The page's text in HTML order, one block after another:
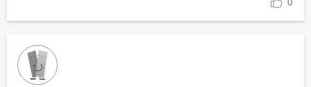
0